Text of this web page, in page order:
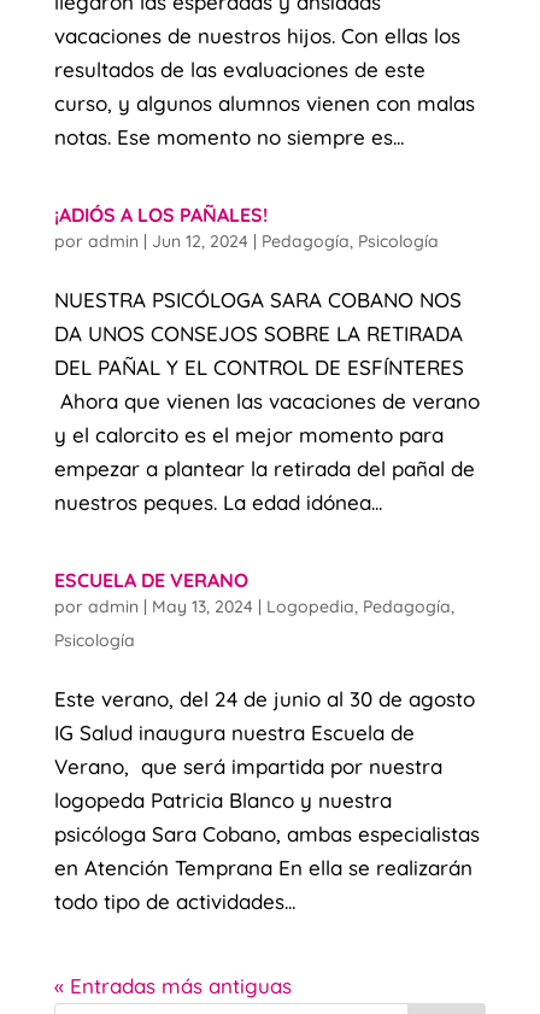
vacaciones de nuestros hijos. Con ellas los
resultados de las evaluaciones de este
curso, y algunos alumnos vienen con malas
notas. Ese momento no siempre es...
¡ADIÓS A LOS PAÑALES!
por admin | Jun 12, 2024| Pedagogía, Psicología
NUESTRA PSICÓLOGA SARA COBANO NOS
DA UNOS CONSEJOS SOBRE LA RETIRADA
DEL PAÑAL Y EL CONTROL DE ESFÍNTERES
Ahora que vienen las vacaciones de verano
y el calorcito es el mejor momento para
empezar a plantear la retirada del pañal de
nuestros peques. La edad idónea...
ESCUELA DE VERANO
por admin | May 13, 2024| Logopedia, Pedagogía,
Psicología
Este verano, del 24 de junio al 30 de agosto
IG Salud inaugura nuestra Escuela de
Verano, que será impartida por nuestra
logopeda Patricia Blanco y nuestra
psicóloga Sara Cobano, ambas especialistas
en Atención Temprana En ella se realizarán
todo tipo de actividades...
« Entradas más antiguas